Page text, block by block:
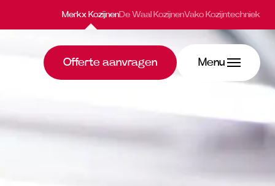
Merkx KozijnenDe Waal KozijnenVako Kozijntechniek
Offerte aanvragen Menu